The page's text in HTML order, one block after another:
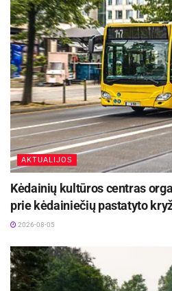
kaimas kvepia vasara.
Renginių ciklą
teatre“ finansuoja Lietuvos
Radviliškio rajono
Šaltinis: Radviliškio rajono
AKTUALIJOS
Kėdainių kultūros centras
prie kėdainiečių pastatyto
2026-08-05